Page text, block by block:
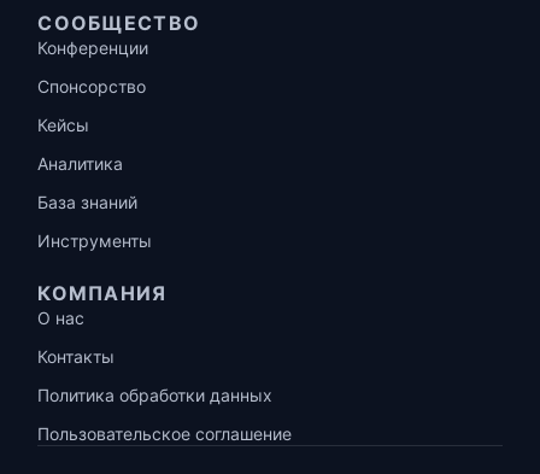
СООБЩЕСТВО
Конференции
Спонсорство
Кейсы
Аналитика
База знаний
Инструменты
КОМПАНИЯ
О нас
Контакты
Политика обработки данных
Пользовательское соглашение